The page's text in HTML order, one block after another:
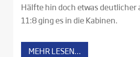
Hälfte hin doch etwas deutlicher
11:8 ging es in die Kabinen.
MEHR LESEN…